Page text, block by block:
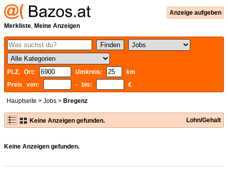
Anzeige aufgeben
Merkliste, Meine Anzeigen
PLZ, Ort: Umkreis:
km
Preis von:
- bis: €
Hauptseite > Jobs > Bregenz
Keine Anzeigen gefunden. Lohn/Gehalt
Keine Anzeigen gefunden.